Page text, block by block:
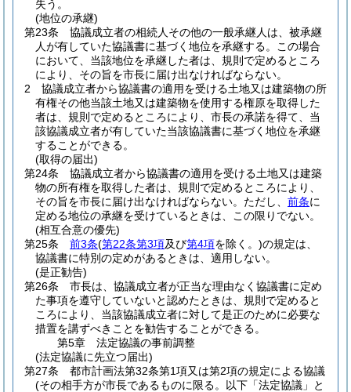
失う。
(地位の承継)
第23条
協議成立者の相続人その他の一般承継人は、被承継
人が有していた協議書に基づく地位を承継する。
この場合
において、当該地位を承継した者は、規則で定めるところ
により、その旨を市長に届け出なければならない。
2
協議成立者から協議書の適用を受ける土地又は建築物の所
有権その他当該土地又は建築物を使用する権原を取得した
者は、規則で定めるところにより、市長の承諾を得て、当
該協議成立者が有していた当該協議書に基づく地位を承継
することができる。
(取得の届出)
第24条
協議成立者から協議書の適用を受ける土地又は建築
物の所有権を取得した者は、規則で定めるところにより、
その旨を市長に届け出なければならない。 ただし、 前条に
定める地位の承継を受けているときは、この限りでない。
(相互合意の優先)
第25条
前3条(第22条第3項及び第4項を除く。)の規定は、
協議書に特別の定めがあるときは、適用しない。
(是正勧告)
第26条
市長は、協議成立者が正当な理由なく協議書に定め
た事項を遵守していないと認めたときは、規則で定めると
ころにより、当該協議成立者に対して是正のために必要な
措置を講ずべきことを勧告することができる。
第5章
法定協議の事前調整
(法定協議に先立つ届出)
第27条
都市計画法第32条第1項又は第2項の規定による協議
(その相手方が市長であるものに限る。以下「法定協議」と